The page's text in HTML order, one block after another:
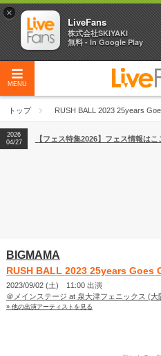
MENU
トップ RUSH BALL 2023 25years
2026
04/27
2026
【ライブ動員ランキング】2026年上
2026
04/27
【フェス特集2026】フェス情報はこ
BIGMAMA
RUSH BALL 2023 25years Goes
2023/09/02 (土) 11:00 出演
＠メインステージ at 泉大津フェニックス (大
» 他の出演アーティストを見る
×
LiveFans
株式会社SKIYAKI
無料 - In Google Play